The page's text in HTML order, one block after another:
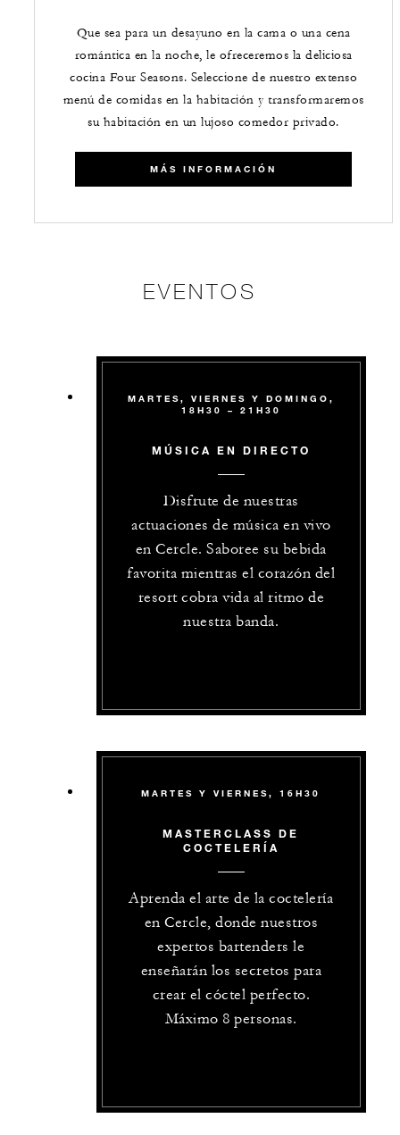
Que sea para un desayuno en la cama o una cena
romántica en la noche, le ofreceremos la deliciosa
cocina Four Seasons. Seleccione de nuestro extenso
menú de comidas en la habitación y transformaremos
su habitación en un lujoso comedor privado.
​​MÁS INFORMACIÓN
EVENTOS
MARTES, VIERNES Y DOMINGO,
18H30 – 21H30
MÚSICA EN DIRECTO
Disfrute de nuestras
actuaciones de música en vivo
en Cercle. Saboree su bebida
favorita mientras el corazón del
resort cobra vida al ritmo de
nuestra banda.
MARTES Y VIERNES, 16H30
MASTERCLASS DE
COCTELERÍA
Aprenda el arte de la coctelería
en Cercle, donde nuestros
expertos bartenders le
enseñarán los secretos para
crear el cóctel perfecto.
Máximo 8 personas.